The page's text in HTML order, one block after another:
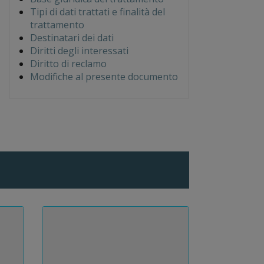
Tipi di dati trattati e finalità del
trattamento
Destinatari dei dati
Diritti degli interessati
Diritto di reclamo
Modifiche al presente documento